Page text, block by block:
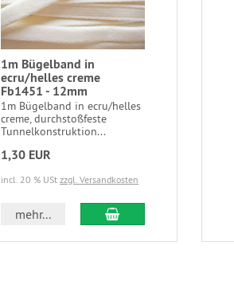
1m Bügelband in
ecru/helles creme
Fb1451 - 12mm
1m Bügelband in ecru/helles
creme, durchstoßfeste
Tunnelkonstruktion...
1,30 EUR
incl. 20 % USt zzgl. Versandkosten
mehr... In den Warenkorb